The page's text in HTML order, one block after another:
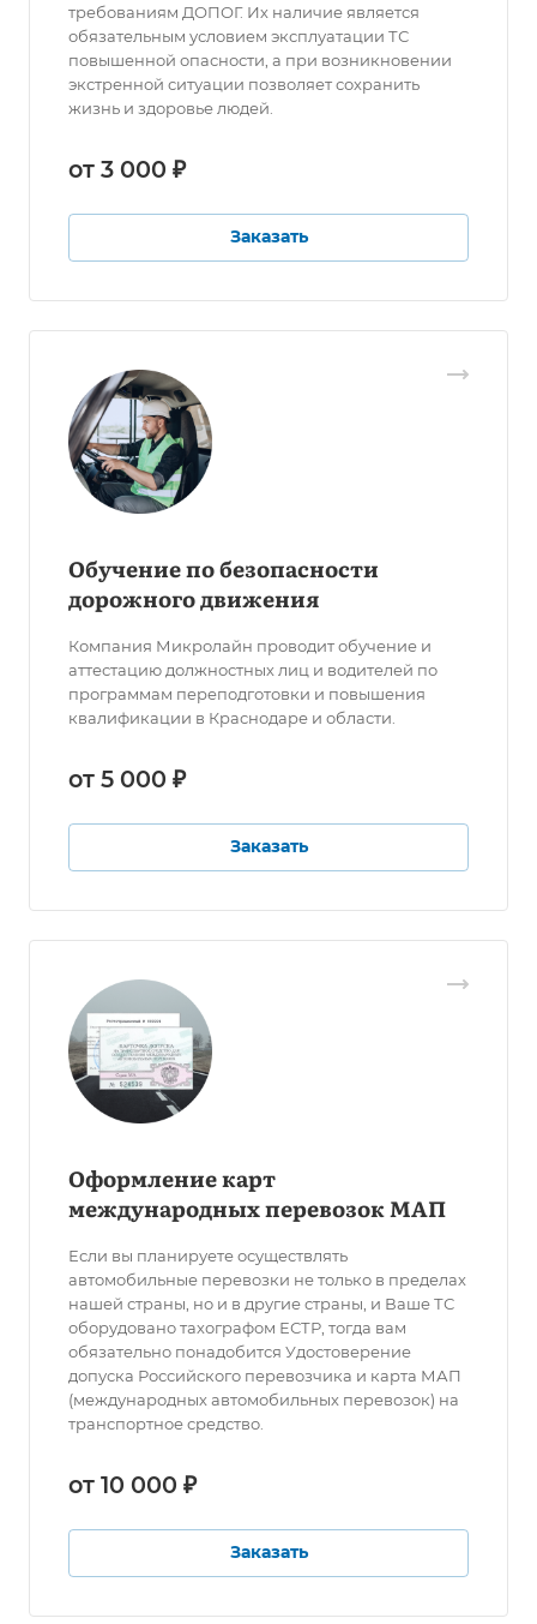
требованиям ДОПОГ. Их наличие является
обязательным условием эксплуатации ТС
повышенной опасности, а при возникновении
экстренной ситуации позволяет сохранить
жизнь и здоровье людей.
от 3 000 ₽
Заказать
Обучение по безопасности
дорожного движения
Компания Микролайн проводит обучение и
аттестацию должностных лиц и водителей по
программам переподготовки и повышения
квалификации в Краснодаре и области.
от 5 000 ₽
Заказать
Оформление карт
международных перевозок МАП
Если вы планируете осуществлять
автомобильные перевозки не только в пределах
нашей страны, но и в другие страны, и Ваше ТС
оборудовано тахографом ЕСТР, тогда вам
обязательно понадобится Удостоверение
допуска Российского перевозчика и карта МАП
(международных автомобильных перевозок) на
транспортное средство.
от 10 000 ₽
Заказать